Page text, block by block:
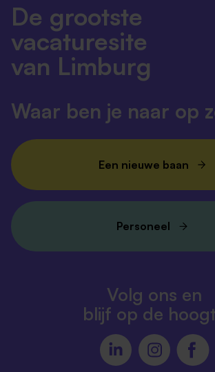
De grootste
vacaturesite
van Limburg
Waar ben je naar op
Een nieuwe baan
Personeel
Volg ons en
blijf op de